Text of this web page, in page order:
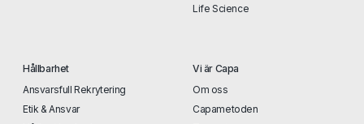
Life Science
Hållbarhet
Ansvarsfull Rekrytering
Etik & Ansvar
Vi är Capa
Om oss
Capametoden